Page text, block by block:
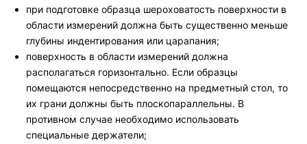
при подготовке образца шероховатость поверхности в
области измерений должна быть существенно меньше
глубины индентирования или царапания;
поверхность в области измерений должна
располагаться горизонтально. Если образцы
помещаются непосредственно на предметный стол, то
их грани должны быть плоскопараллельны. В
противном случае необходимо использовать
специальные держатели;